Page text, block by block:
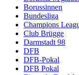
Borussinnen
Bundesliga
Champions
Club Brügge
Darmstadt 98
DFB
DFB-Pokal
DFB Pokal